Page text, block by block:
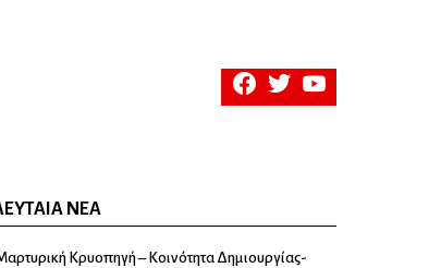
facebooktwitteryoutube
ΝΈΑ
Κρυοπηγή – Κοινότητα Δημιουργίας-